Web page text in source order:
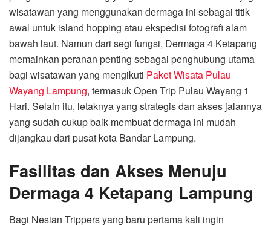
wisatawan yang menggunakan dermaga ini sebagai titik
awal untuk island hopping atau ekspedisi fotografi alam
bawah laut. Namun dari segi fungsi, Dermaga 4 Ketapang
memainkan peranan penting sebagai penghubung utama
bagi wisatawan yang mengikuti Paket Wisata Pulau
Wayang Lampung, termasuk Open Trip Pulau Wayang 1
Hari. Selain itu, letaknya yang strategis dan akses jalannya
yang sudah cukup baik membuat dermaga ini mudah
dijangkau dari pusat kota Bandar Lampung.
Fasilitas dan Akses Menuju
Dermaga 4 Ketapang Lampung
Bagi Nesian Trippers yang baru pertama kali ingin